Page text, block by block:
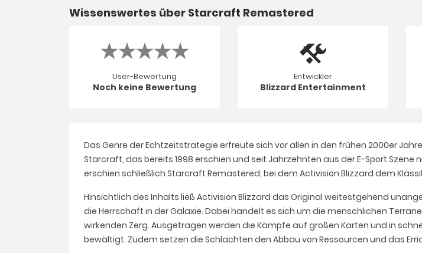
Wissenswertes über Starcraft Remastered
User-Bewertung
Noch keine Bewertung
Entwickler
Blizzard Entertainment
Das Genre der Echtzeitstrategie erfreute sich vor allen in den frühen 2000er
Starcraft, das bereits 1998 erschien und seit Jahrzehnten aus der E-Sport Szene
erschien schließlich Starcraft Remastered, bei dem Activision Blizzard dem
Hinsichtlich des Inhalts ließ Activision Blizzard das Original weitestgehend
die Herrschaft in der Galaxie. Dabei handelt es sich um die menschlichen
wirkenden Zerg. Ausgetragen werden die Kämpfe auf großen Karten und in
bewältigt. Zudem setzen die Schlachten den Abbau von Ressourcen und das